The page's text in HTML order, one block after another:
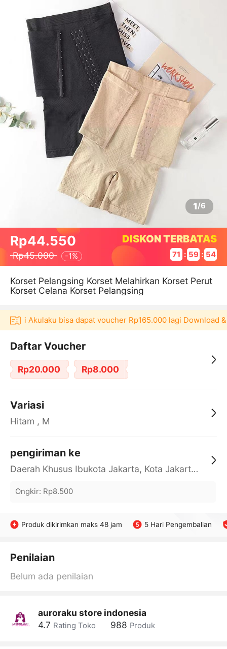
1/6
Rp44.550
Rp45.000 -1%
DISKON TERBATAS
71 : 59 : 54
Korset Pelangsing Korset Melahirkan Korset Perut
Korset Celana Korset Pelangsing
Akulaku bisa dapat voucher Rp165.000 lagi Download &
Daftar Voucher
Rp20.000 Rp8.000
Variasi
Hitam , M
pengiriman ke
Daerah Khusus Ibukota Jakarta, Kota Jakarta Barat, Cengkareng, yy
Ongkir: Rp8.500
Produk dikirimkan maks 48 jam 5 Hari Pengembalian
Penilaian
Belum ada penilaian
auroraku store indonesia
4.7 Rating Toko 988 Produk